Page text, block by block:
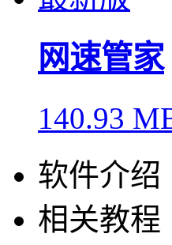
网速管家
140.93
软件介绍
相关教程